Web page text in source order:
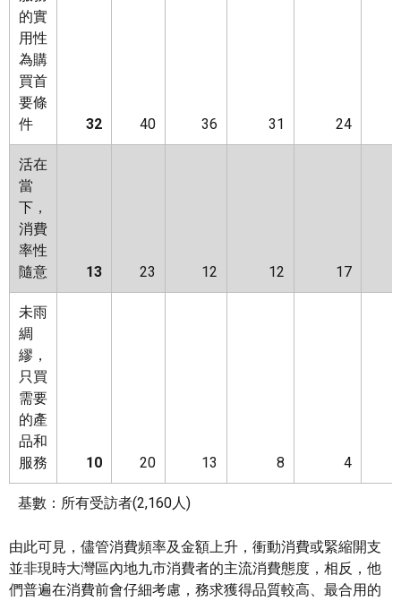
的實
用性
為購
買首
要條
件
32 40 36 31 24
活在
當
下，
消費
率性
隨意
13 23 12 12 17
未雨
綢
繆，
只買
需要
的產
品和
服務
10 20 13 8 4
基數：所有受訪者(2,160人)
由此可見，儘管消費頻率及金額上升，衝動消費或緊縮開支
並非現時大灣區內地九市消費者的主流消費態度，相反，他
們普遍在消費前會仔細考慮，務求獲得品質較高、最合用的